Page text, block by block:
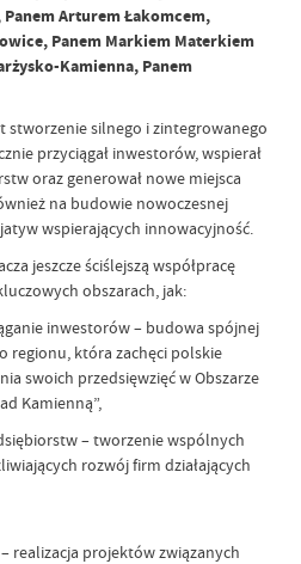
Arturem Łakomcem,
Panem Markiem Materkiem
Kamienna, Panem
stworzenie silnego i zintegrowanego
przyciągał inwestorów, wspierał
oraz generował nowe miejsca
na budowie nowoczesnej
wspierających innowacyjność.
jeszcze ściślejszą współpracę
obszarach, jak:
inwestorów – budowa spójnej
regionu, która zachęci polskie
swoich przedsięwzięć w Obszarze
Kamienną”,
– tworzenie wspólnych
rozwój firm działających
realizacja projektów związanych